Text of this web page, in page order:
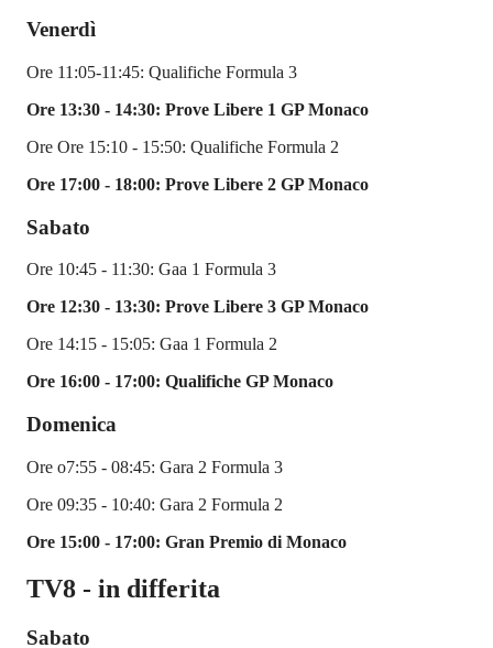
Venerdì
Ore 11:05-11:45: Qualifiche Formula 3
Ore 13:30 - 14:30: Prove Libere 1 GP Monaco
Ore Ore 15:10 - 15:50: Qualifiche Formula 2
Ore 17:00 - 18:00: Prove Libere 2 GP Monaco
Sabato
Ore 10:45 - 11:30: Gaa 1 Formula 3
Ore 12:30 - 13:30: Prove Libere 3 GP Monaco
Ore 14:15 - 15:05: Gaa 1 Formula 2
Ore 16:00 - 17:00: Qualifiche GP Monaco
Domenica
Ore o7:55 - 08:45: Gara 2 Formula 3
Ore 09:35 - 10:40: Gara 2 Formula 2
Ore 15:00 - 17:00: Gran Premio di Monaco
TV8 - in differita
Sabato